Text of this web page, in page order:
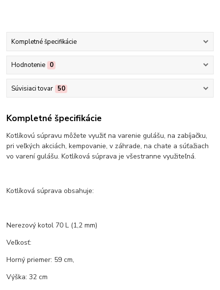
Kompletné špecifikácie
Hodnotenie 0
Súvisiaci tovar 50
Kompletné špecifikácie
Kotlíkovú súpravu môžete využiť na varenie gulášu, na zabíjačku,
pri veľkých akciách, kempovanie, v záhrade, na chate a súťažiach
vo varení gulášu. Kotlíková súprava je všestranne využiteľná.
Kotlíková súprava obsahuje:
Nerezový kotol 70 L (1,2 mm)
Veľkosť:
Horný priemer: 59 cm,
Výška: 32 cm